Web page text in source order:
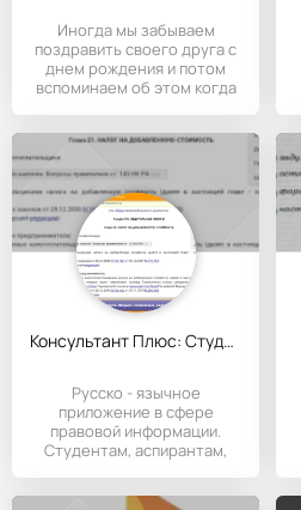
Иногда мы забываем
поздравить своего друга с
днем рождения и потом
вспоминаем об этом когда
Консультант Плюс: Студент
Русско - язычное
приложение в сфере
правовой информации.
Студентам, аспирантам,